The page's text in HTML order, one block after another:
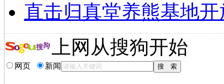
直击归真堂养熊基地开
上网从搜狗开始
网页 新闻